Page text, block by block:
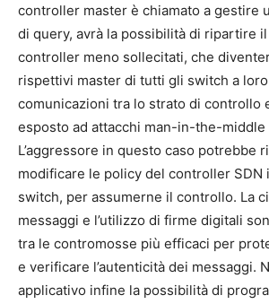
controller master è chiamato a gestire
di query, avrà la possibilità di ripartire
controller meno sollecitati, che
rispettivi master di tutti gli switch a
comunicazioni tra lo strato di controllo
esposto ad attacchi man-in-the-middle
L’aggressore in questo caso potrebbe
modificare le policy del controller SDN
switch, per assumerne il controllo. La
messaggi e l’utilizzo di firme digitali
tra le contromosse più efficaci per
e verificare l’autenticità dei messaggi.
applicativo infine la possibilità di